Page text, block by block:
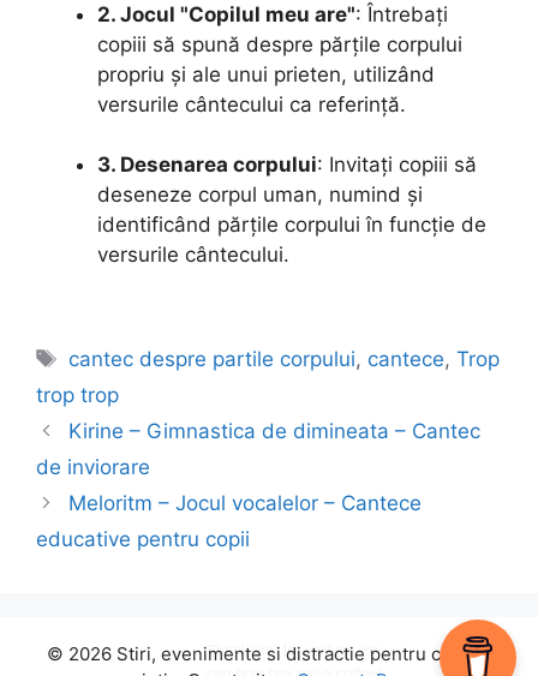
2. Jocul "Copilul meu are": Întrebați
copiii să spună despre părțile corpului
propriu și ale unui prieten, utilizând
versurile cântecului ca referință.
3. Desenarea corpului: Invitați copiii să
deseneze corpul uman, numind și
identificând părțile corpului în funcție de
versurile cântecului.
Etichete
cantec despre partile corpului, cantece,Trop
trop trop
Kirine – Gimnastica de dimineata – Cantec
de inviorare
Meloritm – Jocul vocalelor – Cantece
educative pentru copii
© 2026 Stiri, evenimente si distractie pentru copii si